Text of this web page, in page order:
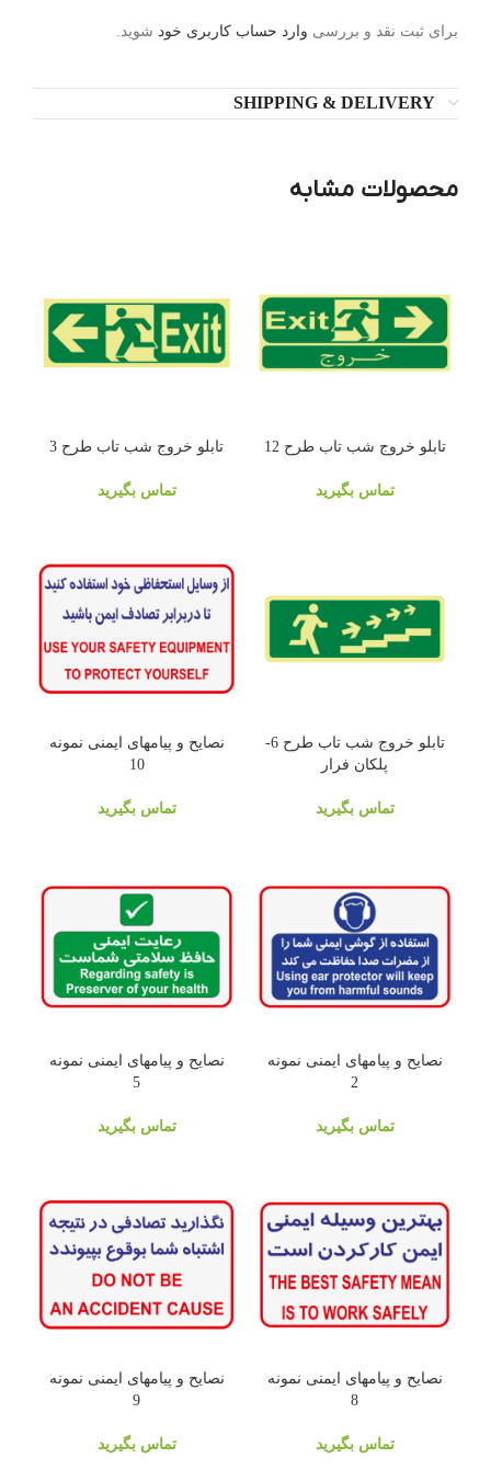
برای ثبت نقد و بررسی وارد حساب کاربری خود شوید.
SHIPPING & DELIVERY
محصولات مشابه
تابلو خروج شب تاب طرح 12
تماس بگیرید
تابلو خروج شب تاب طرح 3
تماس بگیرید
تابلو خروج شب تاب طرح 6-
پلکان فرار
تماس بگیرید
نصایح و پیامهای ایمنی نمونه
10
تماس بگیرید
نصایح و پیامهای ایمنی نمونه
2
تماس بگیرید
نصایح و پیامهای ایمنی نمونه
5
تماس بگیرید
نصایح و پیامهای ایمنی نمونه
8
تماس بگیرید
نصایح و پیامهای ایمنی نمونه
9
تماس بگیرید